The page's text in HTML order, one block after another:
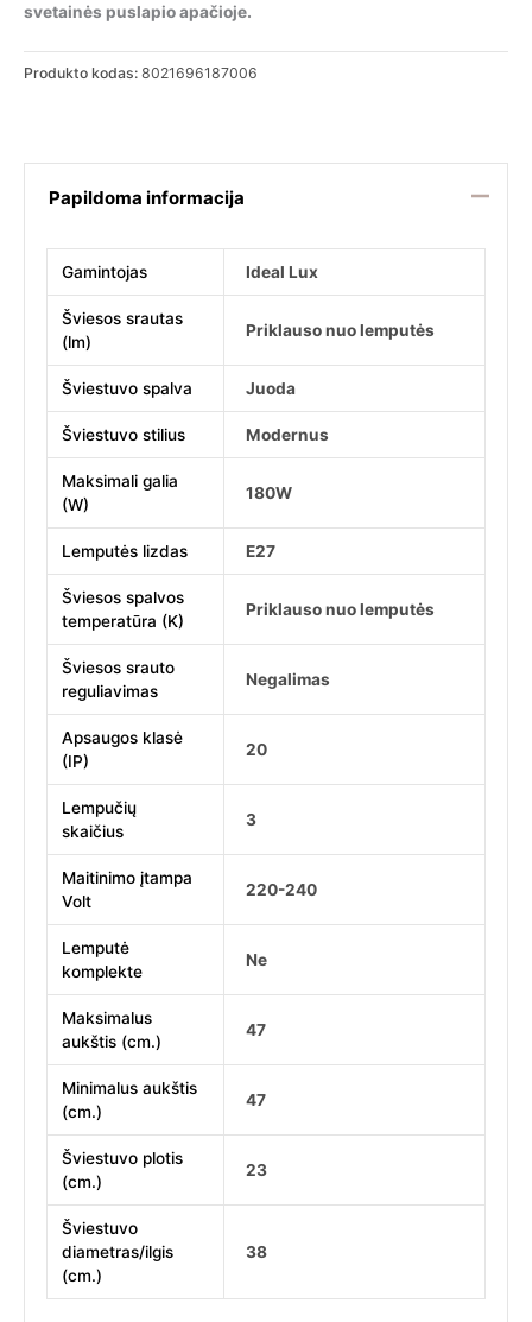
svetainės puslapio apačioje.
Produkto kodas: 8021696187006
Papildoma informacija
Gamintojas Ideal Lux
Šviesos srautas
(lm)
Priklauso nuo lemputės
Šviestuvo spalva Juoda
Šviestuvo stilius Modernus
Maksimali galia
(W)
180W
Lemputės lizdas E27
Šviesos spalvos
temperatūra (K)
Priklauso nuo lemputės
Šviesos srauto
reguliavimas
Negalimas
Apsaugos klasė
(IP)
20
Lempučių
skaičius
3
Maitinimo įtampa
Volt
220-240
Lemputė
komplekte
Ne
Maksimalus
aukštis (cm.)
47
Minimalus aukštis
(cm.)
47
Šviestuvo plotis
(cm.)
23
Šviestuvo
diametras/ilgis
(cm.)
38